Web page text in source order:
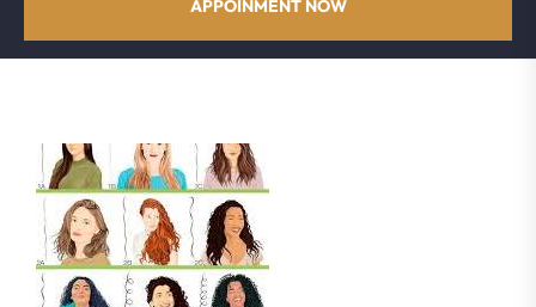
APPOINMENT NOW